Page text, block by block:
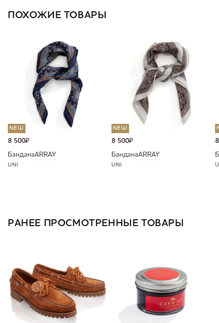
ПОХОЖИЕ ТОВАРЫ
NEW
8 500₽
БанданаARRAY
UNI
NEW
8 500₽
БанданаARRAY
UNI
РАНЕЕ ПРОСМОТРЕННЫЕ ТОВАРЫ